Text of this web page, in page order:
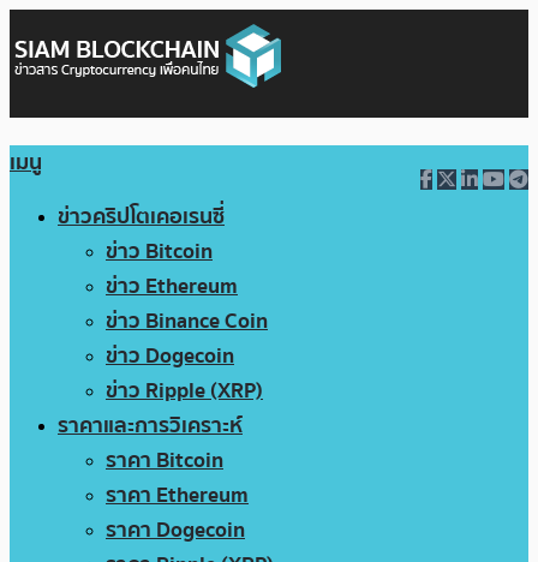
เมนู
ข่าวคริปโตเคอเรนซี่
ข่าว Bitcoin
ข่าว Ethereum
ข่าว Binance Coin
ข่าว Dogecoin
ข่าว Ripple (XRP)
ราคาและการวิเคราะห์
ราคา Bitcoin
ราคา Ethereum
ราคา Dogecoin